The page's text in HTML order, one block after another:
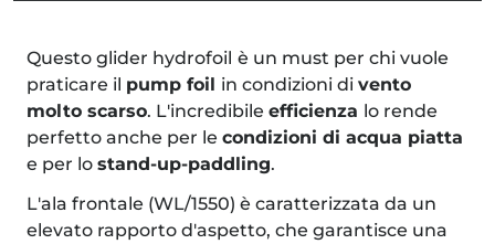
Questo glider hydrofoil è un must per chi vuole
praticare il pump foil in condizioni di vento
molto scarso. L'incredibile efficienza lo rende
perfetto anche per le condizioni di acqua piatta
e per lo stand-up-paddling.
L'ala frontale (WL/1550) è caratterizzata da un
elevato rapporto d'aspetto, che garantisce una